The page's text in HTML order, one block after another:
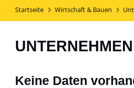
Startseite Wirtschaft & Bauen
Keine Daten